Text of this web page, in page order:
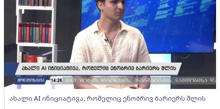
ახალი AI ინიციატივა, რომელიც ენობრივ ბარიერს შლის